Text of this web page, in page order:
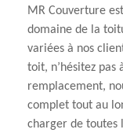
MR Couverture
domaine de la
variées à nos
toit, n’hésitez pas
remplacement,
complet tout au
charger de toutes